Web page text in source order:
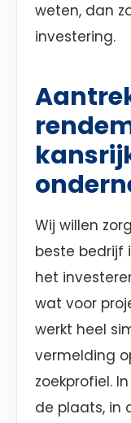
weten, dan
investering.
Wij willen
beste bedrijf
het
wat voor
werkt heel
vermelding
zoekprofiel.
de plaats, in